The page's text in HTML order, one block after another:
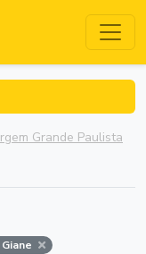
Grande Paulista